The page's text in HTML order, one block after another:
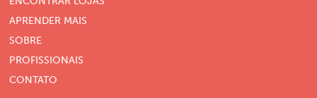
APRENDER MAIS
SOBRE
PROFISSIONAIS
CONTATO